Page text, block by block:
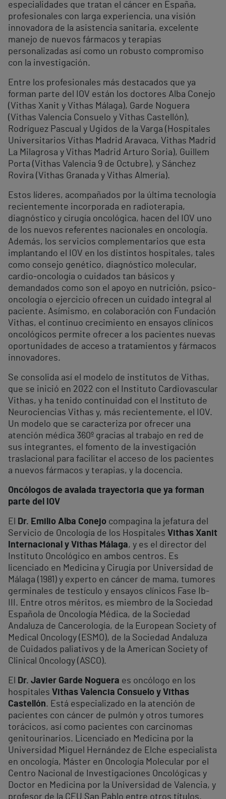
especialidades que tratan el cáncer en España,
profesionales con larga experiencia, una visión
innovadora de la asistencia sanitaria, excelente
manejo de nuevos fármacos y terapias
personalizadas así como un robusto compromiso
con la investigación.
Entre los profesionales más destacados que ya
forman parte del IOV están los doctores Alba Conejo
(Vithas Xanit y Vithas Málaga), Garde Noguera
(Vithas Valencia Consuelo y Vithas Castellón),
Rodríguez Pascual y Ugidos de la Varga (Hospitales
Universitarios Vithas Madrid Aravaca, Vithas Madrid
La Milagrosa y Vithas Madrid Arturo Soria), Guillem
Porta (Vithas Valencia 9 de Octubre), y Sánchez
Rovira (Vithas Granada y Vithas Almería).
Estos líderes, acompañados por la última tecnología
recientemente incorporada en radioterapia,
diagnóstico y cirugía oncológica, hacen del IOV uno
de los nuevos referentes nacionales en oncología.
Además, los servicios complementarios que esta
implantando el IOV en los distintos hospitales, tales
como consejo genético, diagnóstico molecular,
cardio-oncología o cuidados tan básicos y
demandados como son el apoyo en nutrición, psico-
oncología o ejercicio ofrecen un cuidado integral al
paciente. Asímismo, en colaboración con Fundación
Vithas, el continuo crecimiento en ensayos clínicos
oncológicos permite ofrecer a los pacientes nuevas
oportunidades de acceso a tratamientos y fármacos
innovadores.
Se consolida así el modelo de institutos de Vithas,
que se inició en 2022 con el Instituto Cardiovascular
Vithas, y ha tenido continuidad con el Instituto de
Neurociencias Vithas y, más recientemente, el IOV.
Un modelo que se caracteriza por ofrecer una
atención médica 360º gracias al trabajo en red de
sus integrantes, el fomento de la investigación
traslacional para facilitar el acceso de los pacientes
a nuevos fármacos y terapias, y la docencia.
Oncólogos de avalada trayectoria que ya forman
parte del IOV
El Dr. Emilio Alba Conejo compagina la jefatura del
Servicio de Oncología de los Hospitales Vithas Xanit
Internacional y Vithas Málaga, y es el director del
Instituto Oncológico en ambos centros. Es
licenciado en Medicina y Cirugía por Universidad de
Málaga (1981) y experto en cáncer de mama, tumores
germinales de testículo y ensayos clínicos Fase Ib-
III. Entre otros méritos, es miembro de la Sociedad
Española de Oncología Médica, de la Sociedad
Andaluza de Cancerología, de la European Society of
Medical Oncology (ESMO), de la Sociedad Andaluza
de Cuidados paliativos y de la American Society of
Clinical Oncology (ASCO).
El Dr. Javier Garde Noguera es oncólogo en los
hospitales Vithas Valencia Consuelo y Vithas
Castellón. Está especializado en la atención de
pacientes con cáncer de pulmón y otros tumores
torácicos, así como pacientes con carcinomas
genitourinarios. Licenciado en Medicina por la
Universidad Miguel Hernández de Elche especialista
en oncología, Máster en Oncología Molecular por el
Centro Nacional de Investigaciones Oncológicas y
Doctor en Medicina por la Universidad de Valencia, y
profesor de la CEU San Pablo entre otros títulos.